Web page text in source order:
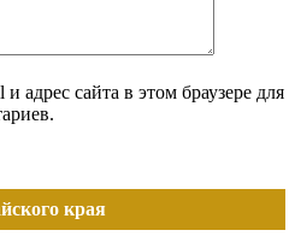
адрес сайта в этом браузере для
края